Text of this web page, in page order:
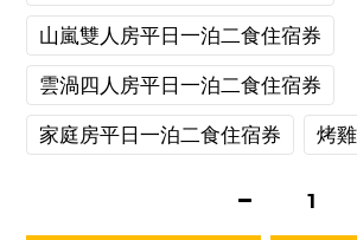
山嵐雙人房平日一泊二食住宿券
雲渦四人房平日一泊二食住宿券
家庭房平日一泊二食住宿券 烤